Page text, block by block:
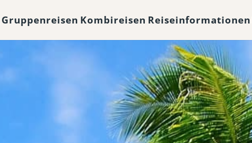
Gruppenreisen Kombireisen Reiseinformationen